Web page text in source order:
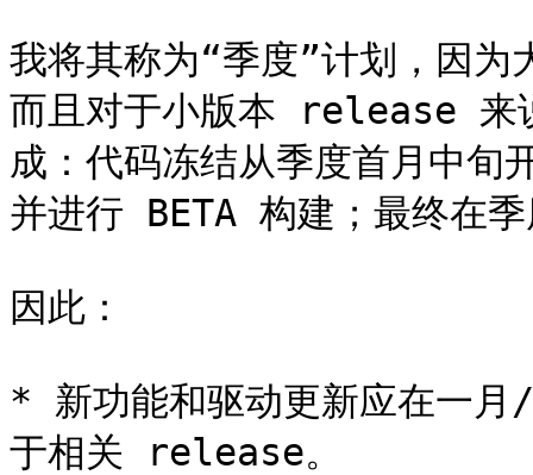
我将其称为“季度”计划，因
而且对于小版本 release 来
成：代码冻结从季度首月中
并进行 BETA 构建；最终在
因此：
* 新功能和驱动更新应在一
于相关 release。